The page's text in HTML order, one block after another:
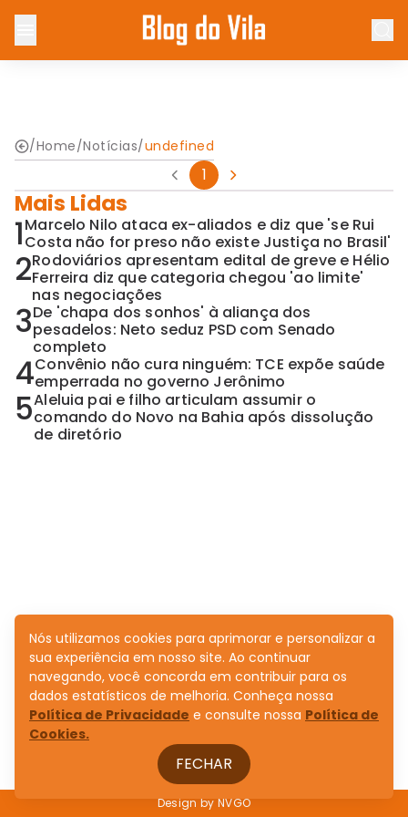
/Home/Notícias/undefined
1
Mais Lidas
1Marcelo Nilo ataca ex-aliados e diz que 'se Rui
Costa não for preso não existe Justiça no Brasil'
2Rodoviários apresentam edital de greve e Hélio
Ferreira diz que categoria chegou 'ao limite'
nas negociações
3De 'chapa dos sonhos' à aliança dos
pesadelos: Neto seduz PSD com Senado
completo
4Convênio não cura ninguém: TCE expõe saúde
emperrada no governo Jerônimo
5Aleluia pai e filho articulam assumir o
comando do Novo na Bahia após dissolução
de diretório
Design byNVGO
Nós utilizamos cookies para aprimorar e personalizar a
sua experiência em nosso site. Ao continuar
navegando, você concorda em contribuir para os
dados estatísticos de melhoria. Conheça nossa
Política de Privacidade e consulte nossa Política de
Cookies.
FECHAR